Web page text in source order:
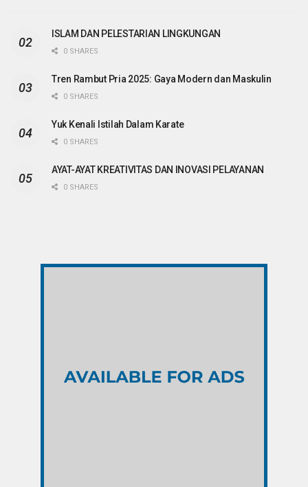
ISLAM DAN PELESTARIAN LINGKUNGAN
0 SHARES
Tren Rambut Pria 2025: Gaya Modern dan Maskulin
0 SHARES
Yuk Kenali Istilah Dalam Karate
0 SHARES
AYAT-AYAT KREATIVITAS DAN INOVASI PELAYANAN
0 SHARES